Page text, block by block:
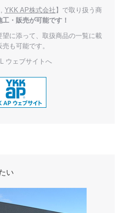
, YKK AP株式会社 】で取り扱う商
・販売が可能です！
に添って、取扱商品の一覧に載
も可能です。
い